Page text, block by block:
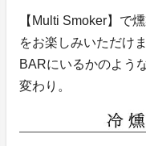
【Multi Smoker】で
をお楽しみいただけま
BARにいるかのよう
変わり。